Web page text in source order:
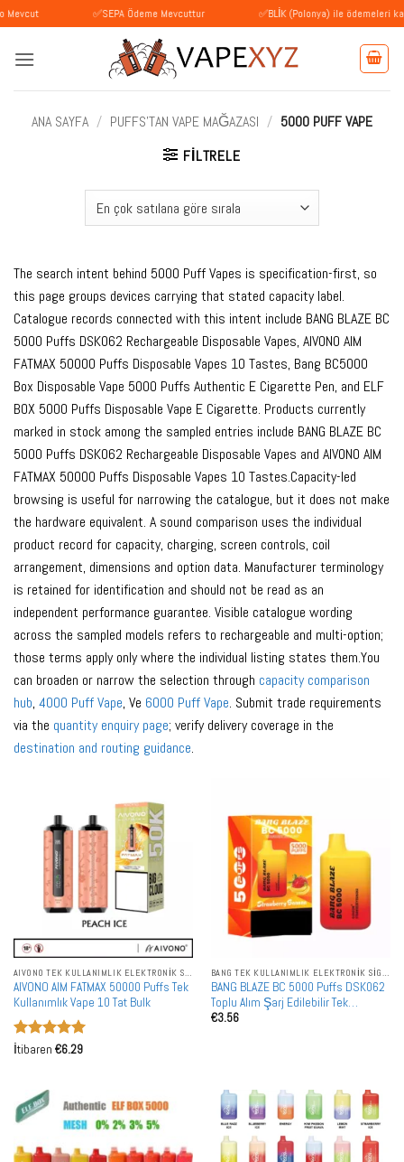
İçeriğe
atla
✅SEPA Ödeme Mevcuttur ✅BLİK (Polonya) ile ödemeleri kabul
ANA SAYFA / PUFFS'TAN VAPE MAĞAZASI / 5000 PUFF VAPE
FILTRELE
The search intent behind 5000 Puff Vapes is specification-first, so
this page groups devices carrying that stated capacity label.
Catalogue records connected with this intent include BANG BLAZE BC
5000 Puffs DSK062 Rechargeable Disposable Vapes, AIVONO AIM
FATMAX 50000 Puffs Disposable Vapes 10 Tastes, Bang BC5000
Box Disposable Vape 5000 Puffs Authentic E Cigarette Pen, and ELF
BOX 5000 Puffs Disposable Vape E Cigarette. Products currently
marked in stock among the sampled entries include BANG BLAZE BC
5000 Puffs DSK062 Rechargeable Disposable Vapes and AIVONO AIM
FATMAX 50000 Puffs Disposable Vapes 10 Tastes.Capacity-led
browsing is useful for narrowing the catalogue, but it does not make
the hardware equivalent. A sound comparison uses the individual
product record for capacity, charging, screen controls, coil
arrangement, dimensions and option data. Manufacturer terminology
is retained for identification and should not be read as an
independent performance guarantee. Visible catalogue wording
across the sampled models refers to rechargeable and multi-option;
those terms apply only where the individual listing states them.You
can broaden or narrow the selection through capacity comparison
hub, 4000 Puff Vape, Ve 6000 Puff Vape. Submit trade requirements
via the quantity enquiry page; verify delivery coverage in the
destination and routing guidance.
AIVONO TEK KULLANIMLIK ELEKTRONIK SIGARALAR
AIVONO AIM FATMAX 50000 Puffs Tek
Kullanımlık Vape 10 Tat Bulk
5 üzerinden
İtibaren €6.29
BANG TEK KULLANIMLIK ELEKTRONIK SIGARALAR
BANG BLAZE BC 5000 Puffs DSK062
Toplu Alım Şarj Edilebilir Tek
Kullanımlık Vape Toptan Satış
€3.56